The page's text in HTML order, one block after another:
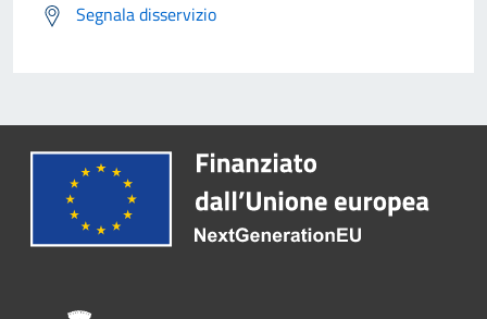
Segnala disservizio